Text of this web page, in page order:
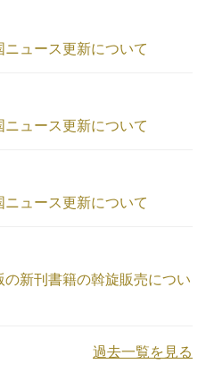
ュース更新について
ュース更新について
ュース更新について
の新刊書籍の斡旋販売につい
過去一覧を見る